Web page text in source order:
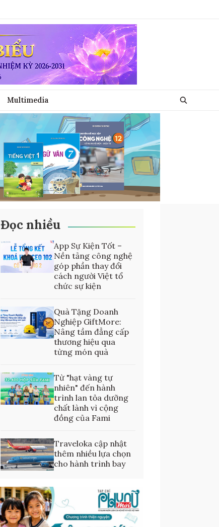
Multimedia
Đọc nhiều
App Sự Kiện Tốt –
Nền tảng công nghệ
góp phần thay đổi
cách người Việt tổ
chức sự kiện
Quà Tặng Doanh
Nghiệp GiftMore:
Nâng tầm đẳng cấp
thương hiệu qua
từng món quà
Từ "hạt vàng tự
nhiên" đến hành
trình lan tỏa dưỡng
chất lành vì cộng
đồng của Fami
Traveloka cập nhật
thêm nhiều lựa chọn
cho hành trình bay